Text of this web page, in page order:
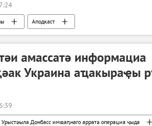
Аподкаст
амассатә информациа
Украина аҵакыраҿы
Урыстәыла Донбасс имҩаԥнаго арратә операциа ҷыда